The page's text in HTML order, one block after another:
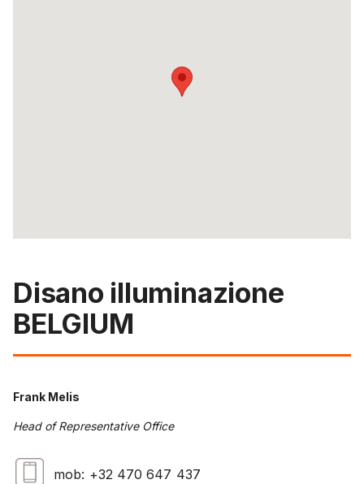
Disano illuminazione
BELGIUM
Frank Melis
Head of Representative Office
mob: +32 470 647 437